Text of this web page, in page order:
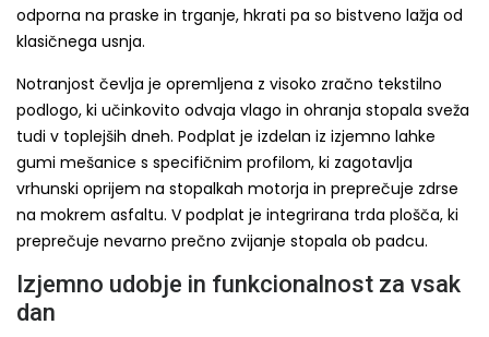
odporna na praske in trganje, hkrati pa so bistveno lažja od
klasičnega usnja.
Notranjost čevlja je opremljena z visoko zračno tekstilno
podlogo, ki učinkovito odvaja vlago in ohranja stopala sveža
tudi v toplejših dneh. Podplat je izdelan iz izjemno lahke
gumi mešanice s specifičnim profilom, ki zagotavlja
vrhunski oprijem na stopalkah motorja in preprečuje zdrse
na mokrem asfaltu. V podplat je integrirana trda plošča, ki
preprečuje nevarno prečno zvijanje stopala ob padcu.
Izjemno udobje in funkcionalnost za vsak
dan